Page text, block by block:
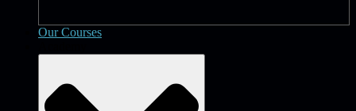
Our Courses